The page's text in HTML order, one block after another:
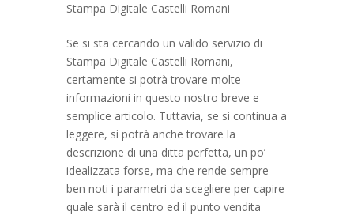
Stampa Digitale Castelli Romani
Se si sta cercando un valido servizio di
Stampa Digitale Castelli Romani,
certamente si potrà trovare molte
informazioni in questo nostro breve e
semplice articolo. Tuttavia, se si continua a
leggere, si potrà anche trovare la
descrizione di una ditta perfetta, un po’
idealizzata forse, ma che rende sempre
ben noti i parametri da scegliere per capire
quale sarà il centro ed il punto vendita